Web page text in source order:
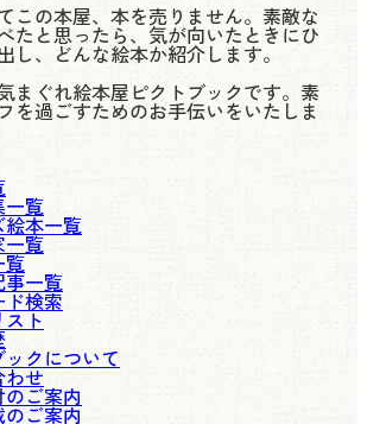
この本屋、本を売りません。素敵な
たと思ったら、気が向いたときにひ
し、どんな絵本か紹介します。
まぐれ絵本屋ピクトブックです。素
を過ごすためのお手伝いをいたしま
一覧
本一覧
一覧
覧
事一覧
ド検索
スト
クについて
わせ
ご案内
ご案内